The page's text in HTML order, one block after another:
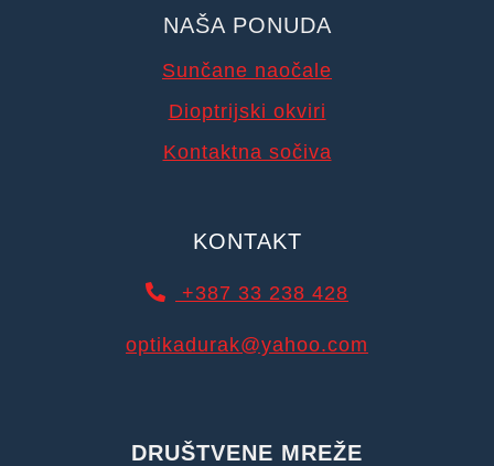
NAŠA PONUDA
Sunčane naočale
Dioptrijski okviri
Kontaktna sočiva
KONTAKT
+387 33 238 428
optikadurak@yahoo.com
DRUŠTVENE MREŽE